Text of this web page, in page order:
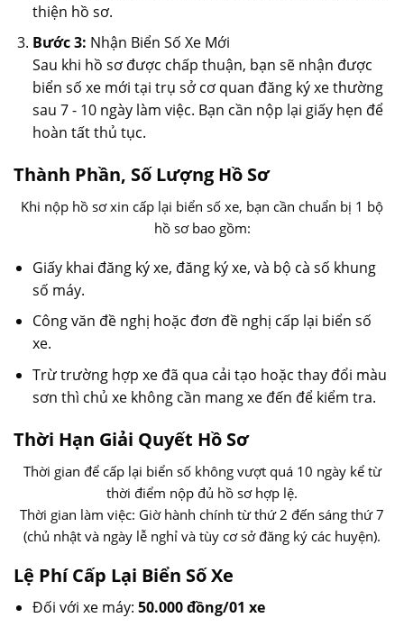
thiện hồ sơ.
Bước 3: Nhận Biển Số Xe Mới
Sau khi hồ sơ được chấp thuận, bạn sẽ nhận được
biển số xe mới tại trụ sở cơ quan đăng ký xe thường
sau 7 - 10 ngày làm việc. Bạn cần nộp lại giấy hẹn để
hoàn tất thủ tục.
Thành Phần, Số Lượng Hồ Sơ
Khi nộp hồ sơ xin cấp lại biển số xe, bạn cần chuẩn bị 1 bộ
hồ sơ bao gồm:
Giấy khai đăng ký xe, đăng ký xe, và bộ cà số khung
số máy.
Công văn đề nghị hoặc đơn đề nghị cấp lại biển số
xe.
Trừ trường hợp xe đã qua cải tạo hoặc thay đổi màu
sơn thì chủ xe không cần mang xe đến để kiểm tra.
Thời Hạn Giải Quyết Hồ Sơ
Thời gian để cấp lại biển số không vượt quá 10 ngày kể từ
thời điểm nộp đủ hồ sơ hợp lệ.
Thời gian làm việc: Giờ hành chính từ thứ 2 đến sáng thứ 7
(chủ nhật và ngày lễ nghỉ và tùy cơ sở đăng ký các huyện).
Lệ Phí Cấp Lại Biển Số Xe
Đối với xe máy: 50.000 đồng/01 xe